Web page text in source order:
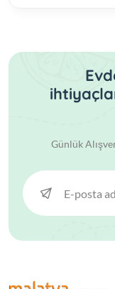
Günlük